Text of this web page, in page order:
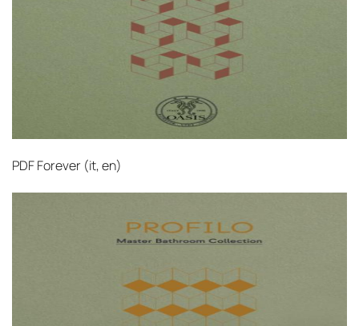
PDFForever (it, en)‎